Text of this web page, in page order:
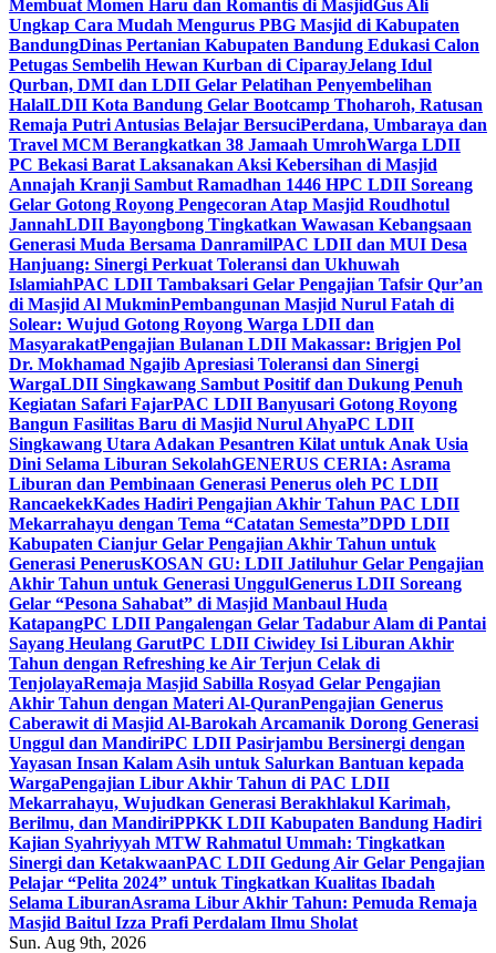
Membuat Momen Haru dan Romantis di MasjidGus Ali
Ungkap Cara Mudah Mengurus PBG Masjid di Kabupaten
BandungDinas Pertanian Kabupaten Bandung Edukasi Calon
Petugas Sembelih Hewan Kurban di CiparayJelang Idul
Qurban, DMI dan LDII Gelar Pelatihan Penyembelihan
HalalLDII Kota Bandung Gelar Bootcamp Thoharoh, Ratusan
Remaja Putri Antusias Belajar BersuciPerdana, Umbaraya dan
Travel MCM Berangkatkan 38 Jamaah UmrohWarga LDII
PC Bekasi Barat Laksanakan Aksi Kebersihan di Masjid
Annajah Kranji Sambut Ramadhan 1446 HPC LDII Soreang
Gelar Gotong Royong Pengecoran Atap Masjid Roudhotul
JannahLDII Bayongbong Tingkatkan Wawasan Kebangsaan
Generasi Muda Bersama DanramilPAC LDII dan MUI Desa
Hanjuang: Sinergi Perkuat Toleransi dan Ukhuwah
IslamiahPAC LDII Tambaksari Gelar Pengajian Tafsir Qur’an
di Masjid Al MukminPembangunan Masjid Nurul Fatah di
Solear: Wujud Gotong Royong Warga LDII dan
MasyarakatPengajian Bulanan LDII Makassar: Brigjen Pol
Dr. Mokhamad Ngajib Apresiasi Toleransi dan Sinergi
WargaLDII Singkawang Sambut Positif dan Dukung Penuh
Kegiatan Safari FajarPAC LDII Banyusari Gotong Royong
Bangun Fasilitas Baru di Masjid Nurul AhyaPC LDII
Singkawang Utara Adakan Pesantren Kilat untuk Anak Usia
Dini Selama Liburan SekolahGENERUS CERIA: Asrama
Liburan dan Pembinaan Generasi Penerus oleh PC LDII
RancaekekKades Hadiri Pengajian Akhir Tahun PAC LDII
Mekarrahayu dengan Tema “Catatan Semesta”DPD LDII
Kabupaten Cianjur Gelar Pengajian Akhir Tahun untuk
Generasi PenerusKOSAN GU: LDII Jatiluhur Gelar Pengajian
Akhir Tahun untuk Generasi UnggulGenerus LDII Soreang
Gelar “Pesona Sahabat” di Masjid Manbaul Huda
KatapangPC LDII Pangalengan Gelar Tadabur Alam di Pantai
Sayang Heulang GarutPC LDII Ciwidey Isi Liburan Akhir
Tahun dengan Refreshing ke Air Terjun Celak di
TenjolayaRemaja Masjid Sabilla Rosyad Gelar Pengajian
Akhir Tahun dengan Materi Al-QuranPengajian Generus
Caberawit di Masjid Al-Barokah Arcamanik Dorong Generasi
Unggul dan MandiriPC LDII Pasirjambu Bersinergi dengan
Yayasan Insan Kalam Asih untuk Salurkan Bantuan kepada
WargaPengajian Libur Akhir Tahun di PAC LDII
Mekarrahayu, Wujudkan Generasi Berakhlakul Karimah,
Berilmu, dan MandiriPPKK LDII Kabupaten Bandung Hadiri
Kajian Syahriyyah MTW Rahmatul Ummah: Tingkatkan
Sinergi dan KetakwaanPAC LDII Gedung Air Gelar Pengajian
Pelajar “Pelita 2024” untuk Tingkatkan Kualitas Ibadah
Selama LiburanAsrama Libur Akhir Tahun: Pemuda Remaja
Masjid Baitul Izza Prafi Perdalam Ilmu Sholat
Sun. Aug 9th, 2026